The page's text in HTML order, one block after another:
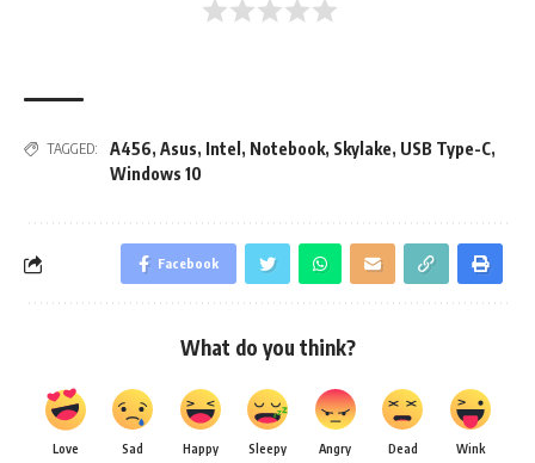
TAGGED: A456, Asus, Intel , Notebook, Skylake, USB Type-C,
Windows 10
Facebook
What do you think?
Love Sad Happy Sleepy Angry Dead Wink